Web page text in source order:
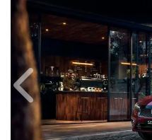
Anterior